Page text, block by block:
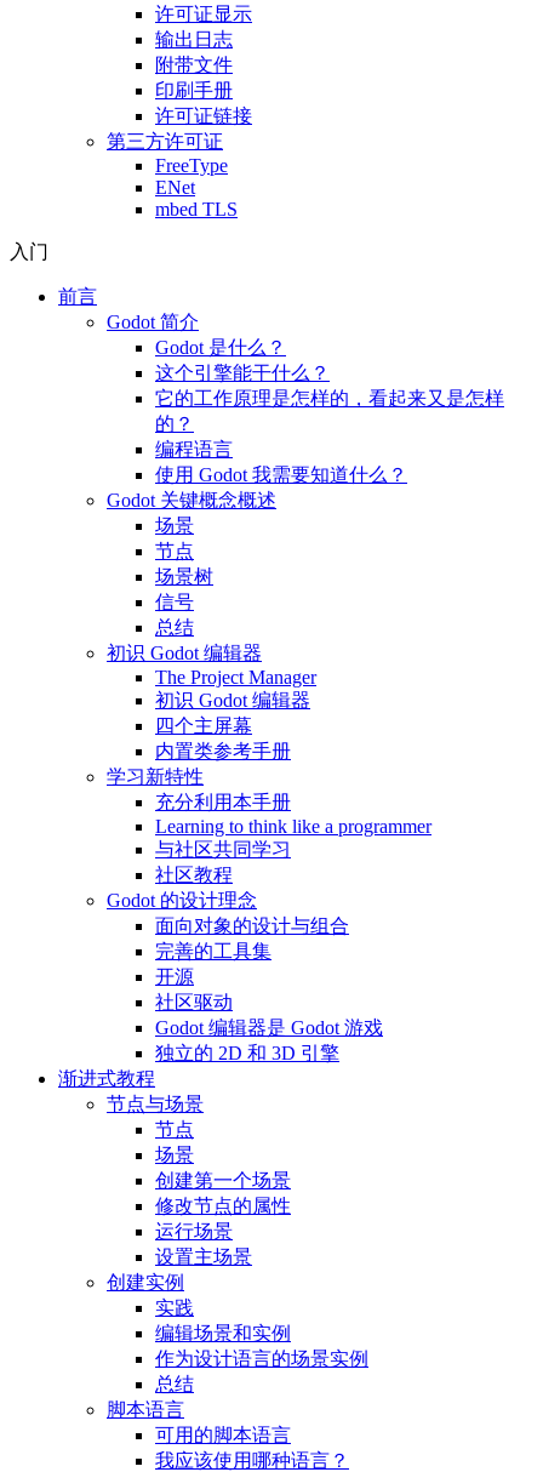
许可证显示
输出日志
附带文件
印刷手册
许可证链接
第三方许可证
FreeType
ENet
mbed TLS
入门
前言
Godot 简介
Godot 是什么？
这个引擎能干什么？
它的工作原理是怎样的，看起来又是怎样
的？
编程语言
使用 Godot 我需要知道什么？
Godot 关键概念概述
场景
节点
场景树
信号
总结
初识 Godot 编辑器
The Project Manager
初识 Godot 编辑器
四个主屏幕
内置类参考手册
学习新特性
充分利用本手册
Learning to think like a programmer
与社区共同学习
社区教程
Godot 的设计理念
面向对象的设计与组合
完善的工具集
开源
社区驱动
Godot 编辑器是 Godot 游戏
独立的 2D 和 3D 引擎
渐进式教程
节点与场景
节点
场景
创建第一个场景
修改节点的属性
运行场景
设置主场景
创建实例
实践
编辑场景和实例
作为设计语言的场景实例
总结
脚本语言
可用的脚本语言
我应该使用哪种语言？